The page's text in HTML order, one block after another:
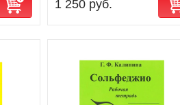
1 250 руб.